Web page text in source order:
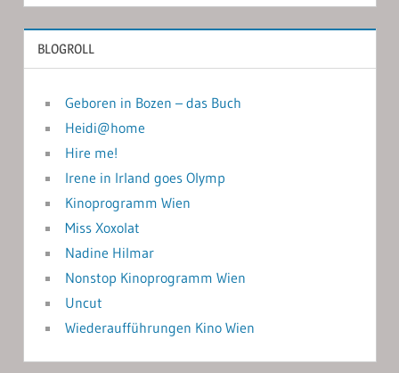
BLOGROLL
Geboren in Bozen – das Buch
Heidi@home
Hire me!
Irene in Irland goes Olymp
Kinoprogramm Wien
Miss Xoxolat
Nadine Hilmar
Nonstop Kinoprogramm Wien
Uncut
Wiederaufführungen Kino Wien